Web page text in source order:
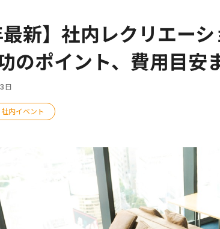
STUDIO（大阪）
セミナー
ウェビナー
最新】社内レクリエー
のポイント、費用目安
日
社内イベント